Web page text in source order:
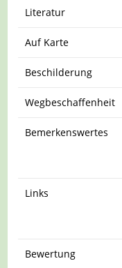
Literatur
Auf Karte
Beschilderung
Wegbeschaffenheit
Bemerkenswertes
Links
Bewertung